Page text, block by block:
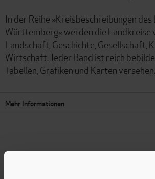
In der Reihe »Kreisbeschreibungen
Württemberg« werden die Landkreise
Landschaft, Geschichte, Gesellschaft,
Wirtschaft. Jeder Band ist reich
Tabellen, Grafiken und Karten versehen.
Mehr Informationen